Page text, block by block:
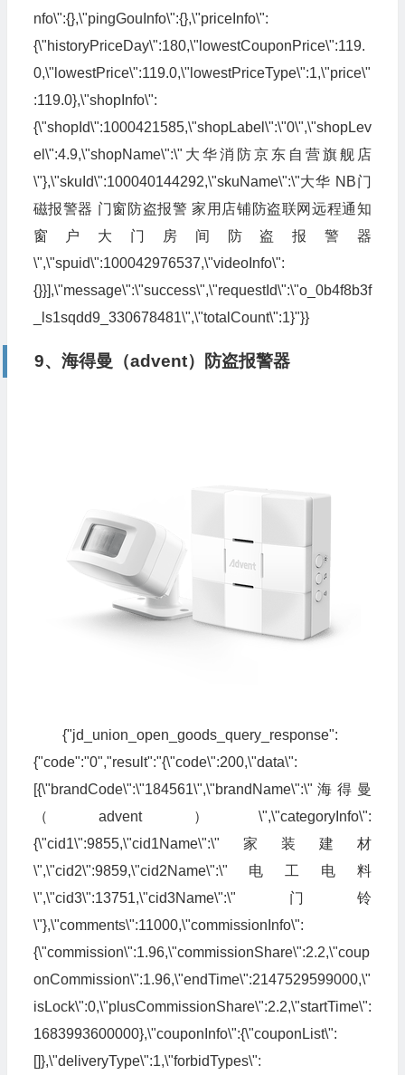
nfo\":{},\"pingGouInfo\":{},\"priceInfo\":
{\"historyPriceDay\":180,\"lowestCouponPrice\":119.
0,\"lowestPrice\":119.0,\"lowestPriceType\":1,\"price\"
:119.0},\"shopInfo\":
{\"shopId\":1000421585,\"shopLabel\":\"0\",\"shopLev
el\":4.9,\"shopName\":\"大华消防京东自营旗舰店
\"},\"skuId\":100040144292,\"skuName\":\"大华 NB门
磁报警器 门窗防盗报警 家用店铺防盗联网远程通知
窗户大门房间防盗报警器
\",\"spuid\":100042976537,\"videoInfo\":
{}}],\"message\":\"success\",\"requestId\":\"o_0b4f8b3f
_ls1sqdd9_330678481\",\"totalCount\":1}"}}
9、海得曼（advent）防盗报警器
{"jd_union_open_goods_query_response":
{"code":"0","result":"{\"code\":200,\"data\":
[{\"brandCode\":\"184561\",\"brandName\":\"海得曼
（advent）\",\"categoryInfo\":
{\"cid1\":9855,\"cid1Name\":\"家装建材
\",\"cid2\":9859,\"cid2Name\":\"电工电料
\",\"cid3\":13751,\"cid3Name\":\"门铃
\"},\"comments\":11000,\"commissionInfo\":
{\"commission\":1.96,\"commissionShare\":2.2,\"coup
onCommission\":1.96,\"endTime\":2147529599000,\"
isLock\":0,\"plusCommissionShare\":2.2,\"startTime\":
1683993600000},\"couponInfo\":{\"couponList\":
[]},\"deliveryType\":1,\"forbidTypes\":